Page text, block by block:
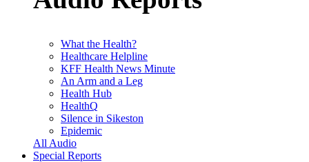
What the Health?
Healthcare Helpline
KFF Health News Minute
An Arm and a Leg
Health Hub
HealthQ
Silence in Sikeston
Epidemic
All Audio
Special Reports